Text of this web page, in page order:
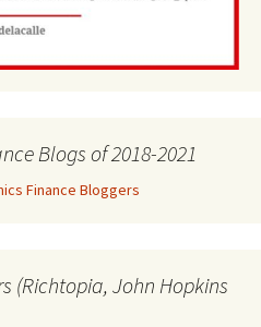
Blogs of 2018-2021
(Richtopia, John Hopkins